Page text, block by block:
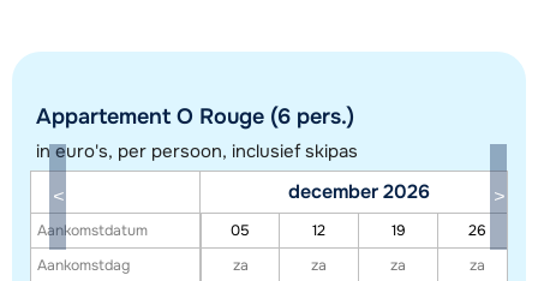
Toon alle accommodaties in dit gebied
Appartement O Rouge (6 pers.)
in euro's, per persoon, inclusief skipas
Aankomstdatum
Aankomstdag
december 2026
05 12 19
26
za
za za
za